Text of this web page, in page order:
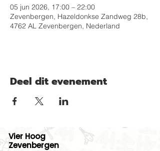
05 jun 2026, 17:00 – 22:00
Zevenbergen, Hazeldonkse Zandweg 28b,
4762 AL Zevenbergen, Nederland
Deel dit evenement
Vier Hoog
Zevenbergen